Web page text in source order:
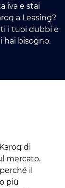
iva e stai
a Leasing?
i tuoi dubbi e
hai bisogno.
di
mercato.
il
più